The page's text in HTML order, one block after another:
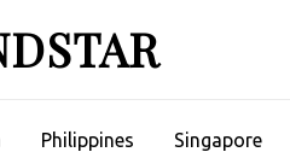
Philippines Singapore